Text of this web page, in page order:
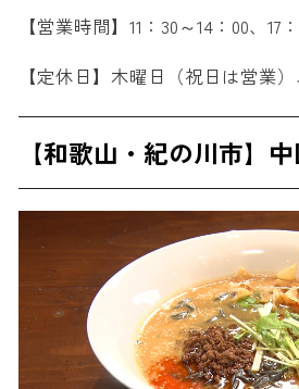
【営業時間】11：30～14：00、17
【定休日】木曜日（祝日は営業
【和歌山・紀の川市】